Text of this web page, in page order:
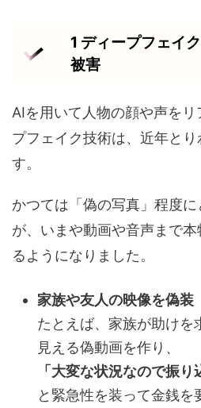
1 ディープフェイ
被害
AIを用いて人物の顔や声を
プフェイク技術は、近年と
す。
かつては「偽の写真」程度
が、いまや動画や音声まで
るようになりました。
家族や友人の映像を偽装
たとえば、家族が助けを
見える偽動画を作り、
「大変な状況なので振り
と緊急性を装って金銭を